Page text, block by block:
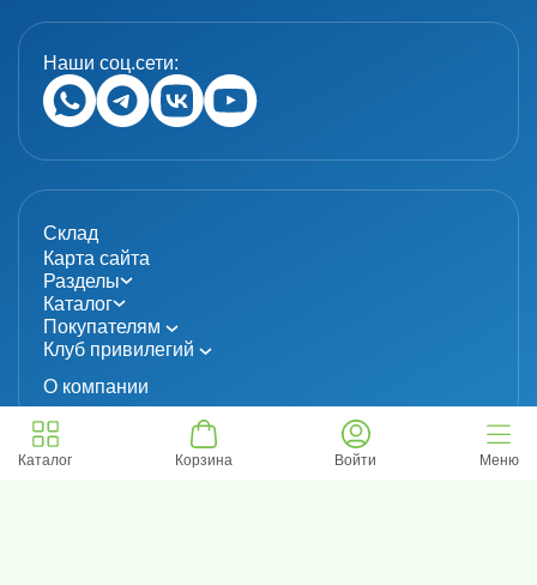
Наши соц.сети:
Склад
Карта сайта
Разделы
Каталог
Покупателям
Клуб привилегий
О компании
© 2024 «MolecuLab». Все права защищены.
Каталог Корзина Войти Меню